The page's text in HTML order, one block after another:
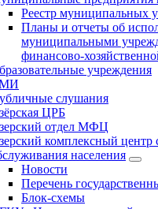
Реестр муниципальных
Планы и отчеты об
муниципальными
финансово-
учреждения
слушания
ЦРБ
отдел МФЦ
комплексный центр
населения
Новости
Перечень
Блок-схемы